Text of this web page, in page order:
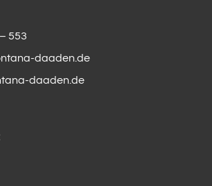
553
daaden.de
daaden.de